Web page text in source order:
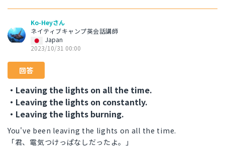
Ko-Heyさん
ネイティブキャンプ英会話講師
Japan
2023/10/31 00:00
回答
・Leaving the lights on all the time.
・Leaving the lights on constantly.
・Leaving the lights burning.
You've been leaving the lights on all the time.
「君、電気つけっぱなしだったよ。」